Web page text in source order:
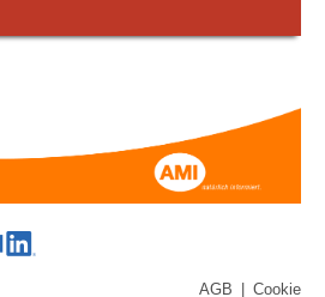
AGB
Cookie